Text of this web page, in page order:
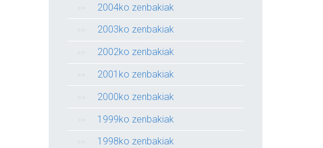
2004ko zenbakiak
2003ko zenbakiak
2002ko zenbakiak
2001ko zenbakiak
2000ko zenbakiak
1999ko zenbakiak
1998ko zenbakiak